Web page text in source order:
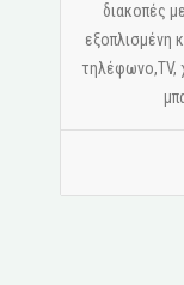
διακοπές
εξοπλισμένη
τηλέφωνο,ΤV,